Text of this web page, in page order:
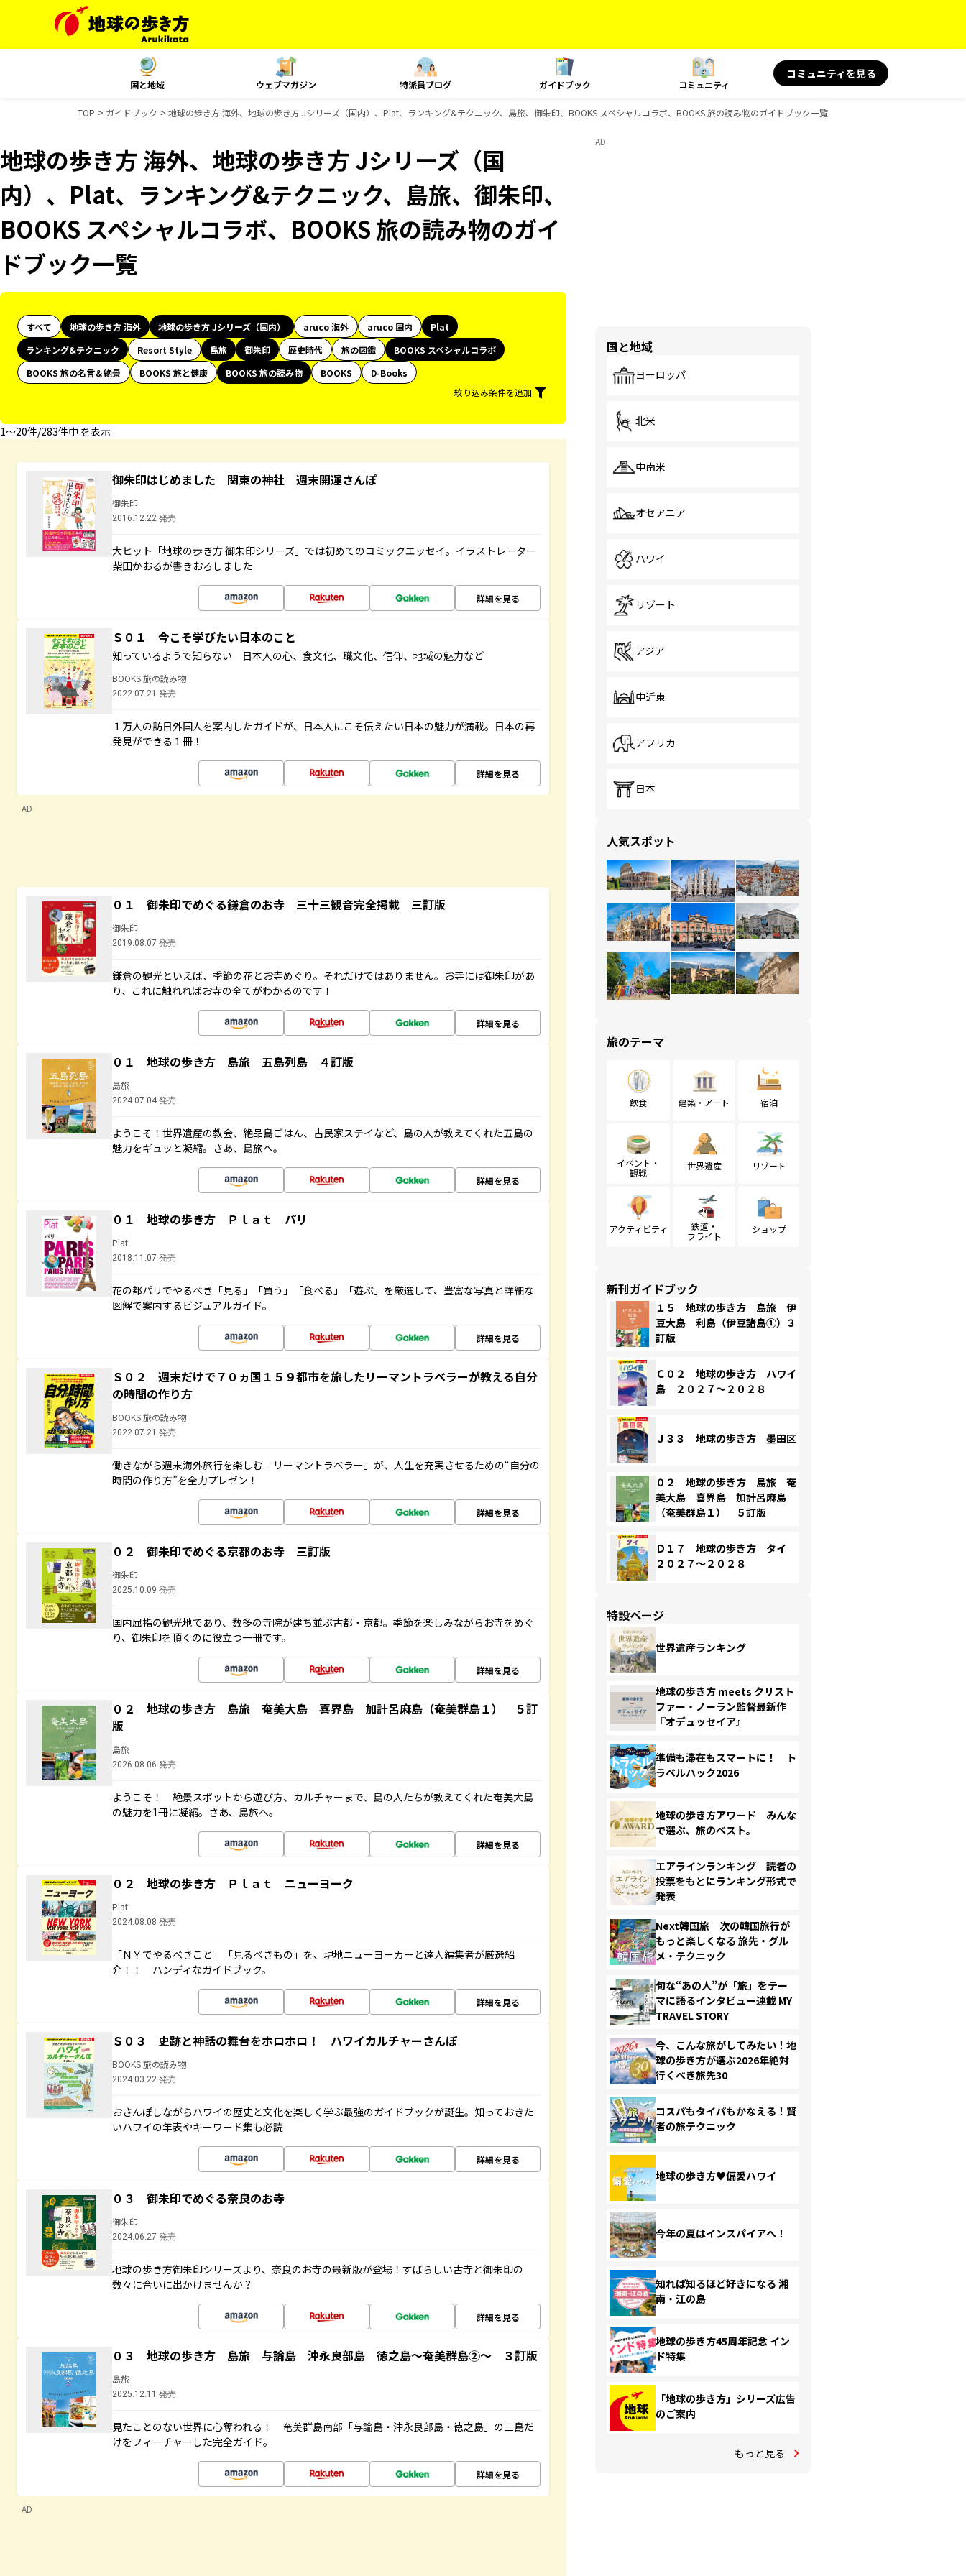
国と地域 ウェブマガジン 特派員ブログ ガイドブック コミュニティ
コミュニティを見る
TOP ガイドブック 地球の歩き方 海外、地球の歩き方 Jシリーズ（国内）、Plat、ランキング&テクニック、島旅、御朱印、BOOKS スペシャルコラボ、BOOKS 旅の読み物のガイドブック一覧
地球の歩き方 海外、地球の歩き方 Jシリーズ（国
内）、Plat、ランキング&テクニック、島旅、御朱印、
BOOKS スペシャルコラボ、BOOKS 旅の読み物のガイ
ドブック一覧
すべて 地球の歩き方 海外 地球の歩き方 Jシリーズ（国内） aruco 海外 aruco 国内
Plat
ランキング&テクニック
Resort Style 島旅 御朱印 歴史時代 旅の図鑑
BOOKS スペシャルコラボ
BOOKS 旅の名言＆絶景
BOOKS 旅と健康 BOOKS 旅の読み物 BOOKS
D-Books
絞り込み条件を追加
1〜20件/283件中 を表示
御朱印はじめました 関東の神社 週末開運さんぽ
御朱印
2016.12.22 発売
大ヒット「地球の歩き方 御朱印シリーズ」では初めてのコミックエッセイ。イラストレーター
柴田かおるが書きおろしました
詳細を見る
Ｓ０１ 今こそ学びたい日本のこと
知っているようで知らない 日本人の心、食文化、職文化、信仰、地域の魅力など
BOOKS 旅の読み物
2022.07.21 発売
１万人の訪日外国人を案内したガイドが、日本人にこそ伝えたい日本の魅力が満載。日本の再
発見ができる１冊！
詳細を見る
AD
０１ 御朱印でめぐる鎌倉のお寺 三十三観音完全掲載 三訂版
御朱印
2019.08.07 発売
鎌倉の観光といえば、季節の花とお寺めぐり。それだけではありません。お寺には御朱印があ
り、これに触れればお寺の全てがわかるのです！
詳細を見る
０１ 地球の歩き方 島旅 五島列島 ４訂版
島旅
2024.07.04 発売
ようこそ！世界遺産の教会、絶品島ごはん、古民家ステイなど、島の人が教えてくれた五島の
魅力をギュッと凝縮。さあ、島旅へ。
詳細を見る
０１ 地球の歩き方 Ｐｌａｔ パリ
Plat
2018.11.07 発売
花の都パリでやるべき「見る」「買う」「食べる」「遊ぶ」を厳選して、豊富な写真と詳細な
図解で案内するビジュアルガイド。
詳細を見る
Ｓ０２ 週末だけで７０ヵ国１５９都市を旅したリーマントラベラーが教える自分
の時間の作り方
BOOKS 旅の読み物
2022.07.21 発売
働きながら週末海外旅行を楽しむ「リーマントラベラー」が、人生を充実させるための“自分の
時間の作り方”を全力プレゼン！
詳細を見る
０２ 御朱印でめぐる京都のお寺 三訂版
御朱印
2025.10.09 発売
国内屈指の観光地であり、数多の寺院が建ち並ぶ古都・京都。季節を楽しみながらお寺をめぐ
り、御朱印を頂くのに役立つ一冊です。
詳細を見る
０２ 地球の歩き方 島旅 奄美大島 喜界島 加計呂麻島（奄美群島１） ５訂
版
島旅
2026.08.06 発売
ようこそ！ 絶景スポットから遊び方、カルチャーまで、島の人たちが教えてくれた奄美大島
の魅力を1冊に凝縮。さあ、島旅へ。
詳細を見る
０２ 地球の歩き方 Ｐｌａｔ ニューヨーク
Plat
2024.08.08 発売
「ＮＹでやるべきこと」「見るべきもの」を、現地ニューヨーカーと達人編集者が厳選紹
介！！ ハンディなガイドブック。
詳細を見る
Ｓ０３ 史跡と神話の舞台をホロホロ！ ハワイカルチャーさんぽ
BOOKS 旅の読み物
2024.03.22 発売
おさんぽしながらハワイの歴史と文化を楽しく学ぶ最強のガイドブックが誕生。知っておきた
いハワイの年表やキーワード集も必読
詳細を見る
０３ 御朱印でめぐる奈良のお寺
御朱印
2024.06.27 発売
地球の歩き方御朱印シリーズより、奈良のお寺の最新版が登場！すばらしい古寺と御朱印の
数々に合いに出かけませんか？
詳細を見る
０３ 地球の歩き方 島旅 与論島 沖永良部島 徳之島～奄美群島②～ ３訂版
島旅
2025.12.11 発売
見たことのない世界に心奪われる！ 奄美群島南部「与論島・沖永良部島・徳之島」の三島だ
けをフィーチャーした完全ガイド。
詳細を見る
AD
AD
国と地域
ヨーロッパ
北米
中南米
オセアニア
ハワイ
リゾート
アジア
中近東
アフリカ
日本
人気スポット
旅のテーマ
飲食 建築・アート 宿泊
イベント・
観戦
世界遺産 リゾート
アクティビティ
鉄道・
フライト
ショップ
新刊ガイドブック
１５ 地球の歩き方 島旅 伊
豆大島 利島（伊豆諸島①）３
訂版
Ｃ０２ 地球の歩き方 ハワイ
島 ２０２７～２０２８
Ｊ３３ 地球の歩き方 墨田区
０２ 地球の歩き方 島旅 奄
美大島 喜界島 加計呂麻島
（奄美群島１） ５訂版
Ｄ１７ 地球の歩き方 タイ
２０２７～２０２８
特設ページ
世界遺産ランキング
地球の歩き方 meets クリスト
ファー・ノーラン監督最新作
『オデュッセイア』
準備も滞在もスマートに！ ト
ラベルハック2026
地球の歩き方アワード みんな
で選ぶ、旅のベスト。
エアラインランキング 読者の
投票をもとにランキング形式で
発表
Next韓国旅 次の韓国旅行が
もっと楽しくなる 旅先・グル
メ・テクニック
旬な“あの人”が「旅」をテー
マに語るインタビュー連載 MY
TRAVEL STORY
今、こんな旅がしてみたい！地
球の歩き方が選ぶ2026年絶対
行くべき旅先30
コスパもタイパもかなえる！賢
者の旅テクニック
地球の歩き方♥偏愛ハワイ
今年の夏はインスパイアへ！
知れば知るほど好きになる 湘
南・江の島
地球の歩き方45周年記念 イン
ド特集
「地球の歩き方」シリーズ広告
のご案内
もっと見る